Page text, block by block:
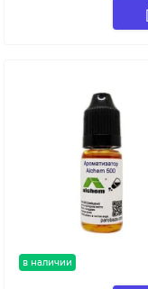
в наличии